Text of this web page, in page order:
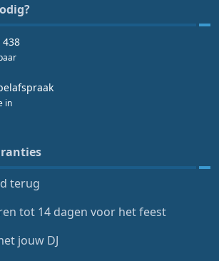
438
in
terug
tot 14 dagen voor het feest
jouw DJ